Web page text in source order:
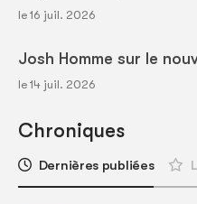
le 16 juil. 2026
Josh Homme sur le
le 14 juil. 2026
Chroniques
Dernières publiées